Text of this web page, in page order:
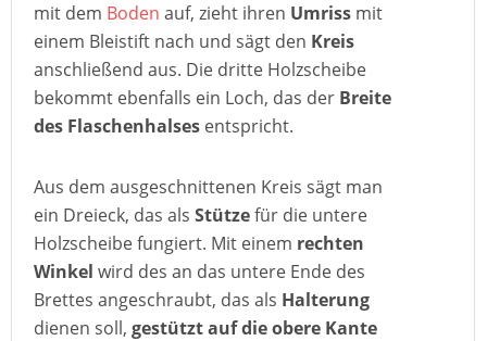
mit dem Boden auf, zieht ihren Umriss mit
einem Bleistift nach und sägt den Kreis
anschließend aus. Die dritte Holzscheibe
bekommt ebenfalls ein Loch, das der Breite
des Flaschenhalses entspricht.
Aus dem ausgeschnittenen Kreis sägt man
ein Dreieck, das als Stützefür die untere
Holzscheibe fungiert. Mit einem rechten
Winkel wird des an das untere Ende des
Brettes angeschraubt, das als Halterung
dienen soll, gestützt auf die obere Kante